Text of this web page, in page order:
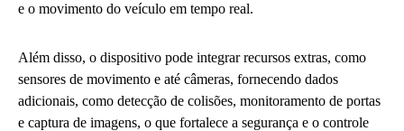
e o movimento do veículo em tempo real.
Além disso, o dispositivo pode integrar recursos extras, como
sensores de movimento e até câmeras, fornecendo dados
adicionais, como detecção de colisões, monitoramento de portas
e captura de imagens, o que fortalece a segurança e o controle